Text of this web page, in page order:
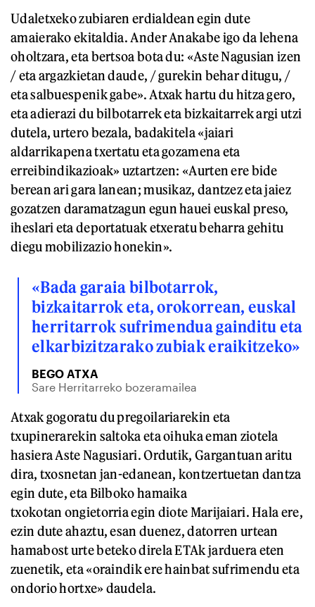
Udaletxeko zubiaren erdialdean egin dute
amaierako ekitaldia. Ander Anakabe igo da lehena
oholtzara, eta bertsoa bota du: «Aste Nagusian izen
/ eta argazkietan daude, / gurekin behar ditugu, /
eta salbuespenik gabe». Atxak hartu du hitza gero,
eta adierazi du bilbotarrek eta bizkaitarrek argi utzi
dutela, urtero bezala, badakitela «jaiari
aldarrikapena txertatu eta gozamena eta
erreibindikazioak» uztartzen: «Aurten ere bide
berean ari gara lanean; musikaz, dantzez eta jaiez
gozatzen daramatzagun egun hauei euskal preso,
iheslari eta deportatuak etxeratu beharra gehitu
diegu mobilizazio honekin».
«Bada garaia bilbotarrok,
bizkaitarrok eta, orokorrean, euskal
herritarrok sufrimendua gainditu eta
elkarbizitzarako zubiak eraikitzeko»
BEGO ATXA
Sare Herritarreko bozeramailea
Atxak gogoratu du pregoilariarekin eta
txupinerarekin saltoka eta oihuka eman ziotela
hasiera Aste Nagusiari. Ordutik, Gargantuan aritu
dira, txosnetan jan-edanean, kontzertuetan dantza
egin dute, eta Bilboko hamaika
txokotan ongietorria egin diote Marijaiari. Hala ere,
ezin dute ahaztu, esan duenez, datorren urtean
hamabost urte beteko direla ETAk jarduera eten
zuenetik, eta «oraindik ere hainbat sufrimendu eta
ondorio hortxe» daudela.